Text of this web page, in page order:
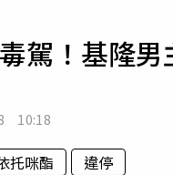
專欄
駕！基隆
10:18
托咪酯 違停